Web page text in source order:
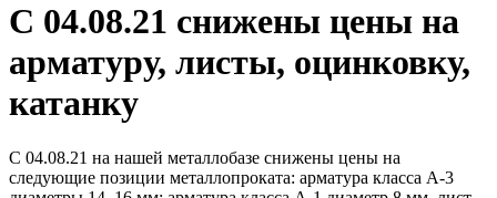
С 04.08.21 снижены цены на
арматуру, листы, оцинковку,
катанку
С 04.08.21 на нашей металлобазе снижены цены на
следующие позиции металлопроката: арматура класса А-3